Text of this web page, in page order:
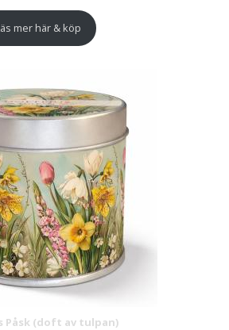
mer här & köp
Påsk (doft av tulpan)